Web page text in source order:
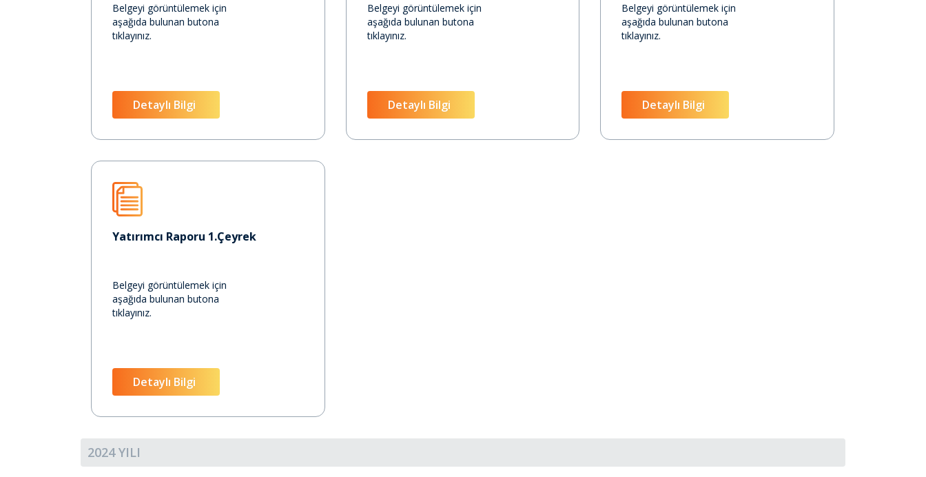
Belgeyi görüntülemek için
aşağıda bulunan butona
tıklayınız.
Detaylı Bilgi
Belgeyi görüntülemek için
aşağıda bulunan butona
tıklayınız.
Detaylı Bilgi
Belgeyi görüntülemek için
aşağıda bulunan butona
tıklayınız.
Detaylı Bilgi
Yatırımcı Raporu 1.Çeyrek
Belgeyi görüntülemek için
aşağıda bulunan butona
tıklayınız.
Detaylı Bilgi
2024 YILI